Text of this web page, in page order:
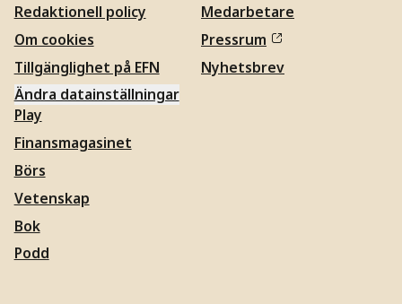
Redaktionell policy
Om cookies
Tillgänglighet på EFN
Ändra datainställningar
Medarbetare
Pressrum
Nyhetsbrev
Play
Finansmagasinet
Börs
Vetenskap
Bok
Podd